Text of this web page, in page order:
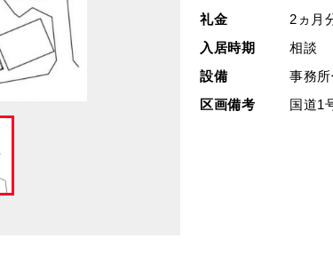
礼金
2ヵ月
入居時期
相談
設備
事務所
区画備考
国道1